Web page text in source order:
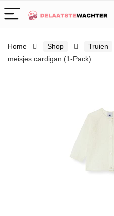
Home Shop Truien
meisjes cardigan (1-Pack)